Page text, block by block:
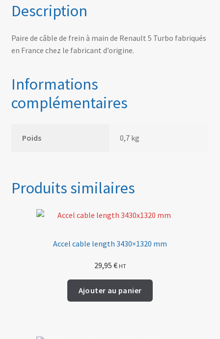
Description
Paire de câble de frein à main de Renault 5 Turbo fabriqués
en France chez le fabricant d’origine.
Informations
complémentaires
Poids 0,7 kg
Produits similaires
Accel cable length 3430×1320 mm
29,95 € HT
Ajouter au panier